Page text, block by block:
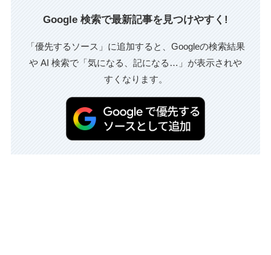
Google 検索で最新記事を見つけやすく!
「優先するソース」に追加すると、Googleの検索結果
や AI 検索で「気になる、記になる…」が表示されや
すくなります。